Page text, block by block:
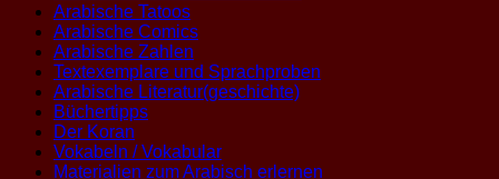
Arabische Tatoos
Arabische Comics
Arabische Zahlen
Textexemplare und Sprachproben
Arabische Literatur(geschichte)
Büchertipps
Der Koran
Vokabeln / Vokabular
Materialien zum Arabisch erlernen